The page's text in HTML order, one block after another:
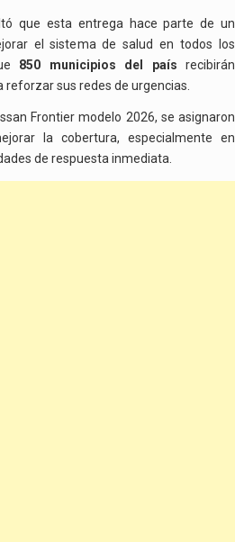
que esta entrega hace parte de un
el sistema de salud en todos los
850 municipios del país recibirán
sus redes de urgencias.
Frontier modelo 2026, se asignaron
la cobertura, especialmente en
de respuesta inmediata.